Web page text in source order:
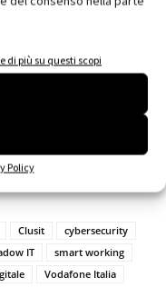
di più su questi scopi
Policy
pensi di potersi
e neppure ha
realtà aziendale.
mettere in sicurezza la
e di comprovata
Clusit
cybersecurity
IT
smart working
Vodafone Italia